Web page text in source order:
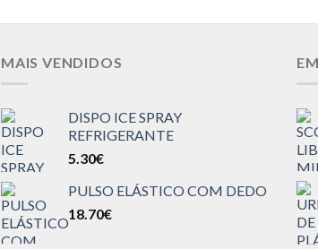
MAIS VENDIDOS
DISPO ICE SPRAY
REFRIGERANTE
5.30€
PULSO ELÁSTICO COM DEDO
18.70€